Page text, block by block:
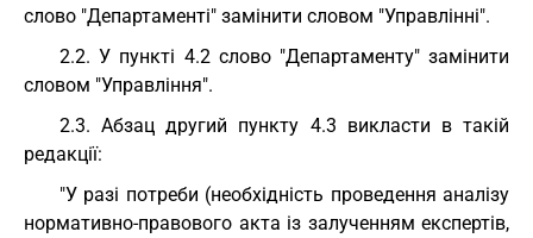
слово "Департаменті" замінити словом "Управлінні".
2.2. У пункті 4.2 слово "Департаменту" замінити
словом "Управління".
2.3. Абзац другий пункту 4.3 викласти в такій
редакції:
"У разі потреби (необхідність проведення аналізу
нормативно-правового акта із залученням експертів,